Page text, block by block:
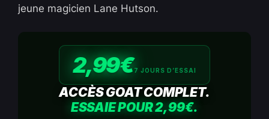
jeune magicien Lane Hutson.
2,99€7 JOURS D’ESSAI
ACCÈS GOAT COMPLET.
ESSAIE POUR 2,99€.